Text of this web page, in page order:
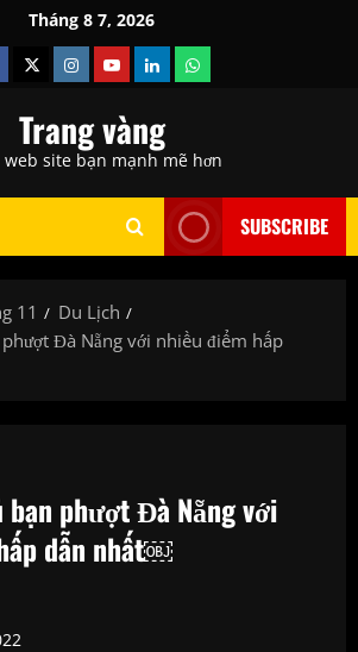
Tháng 8 7, 2026
TwitterInstagram
YoutubeLinkedinWhatsapp
Trang vàng
web site bạn mạnh mẽ hơn
SUBSCRIBE
11
Du Lịch
Đà Nẵng với nhiều điểm hấp
bạn phượt Đà Nẵng với
dẫn nhất￼